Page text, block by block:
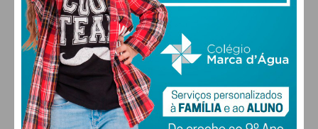
FARMACIAS DE SERVIÇO EM PAÇOS DE
FERREIRA